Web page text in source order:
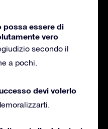
possa essere di
vero
secondo il
a pochi.
devi volerlo